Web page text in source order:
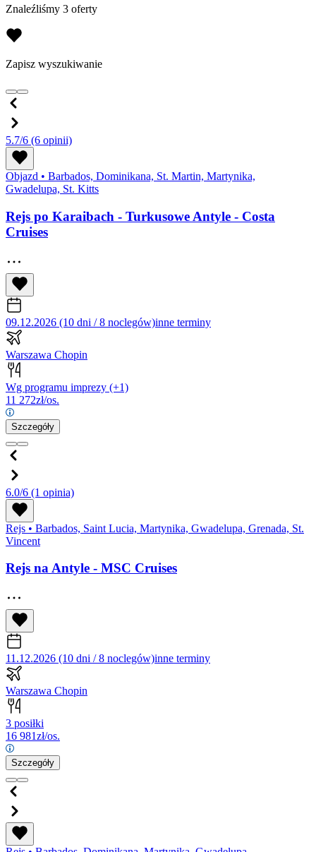
Znaleźliśmy 3 oferty
Zapisz wyszukiwanie
5.7/6 (6 opinii)
Objazd • Barbados, Dominikana, St. Martin, Martynika,
Gwadelupa, St. Kitts
Rejs po Karaibach - Turkusowe Antyle - Costa
Cruises
09.12.2026 (10 dni / 8 noclegów)inne terminy
Warszawa Chopin
Wg programu imprezy (+1)
11 272zł/os.
Szczegóły
6.0/6 (1 opinia)
Rejs • Barbados, Saint Lucia, Martynika, Gwadelupa, Grenada, St.
Vincent
Rejs na Antyle - MSC Cruises
11.12.2026 (10 dni / 8 noclegów)inne terminy
Warszawa Chopin
3 posiłki
16 981zł/os.
Szczegóły